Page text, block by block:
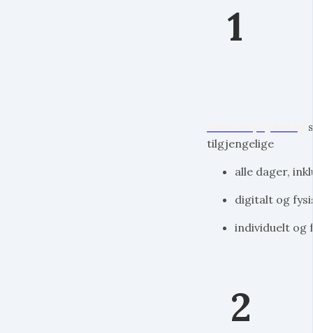
1
tilgjengelige
alle dager,
digitalt og
individuelt og
2